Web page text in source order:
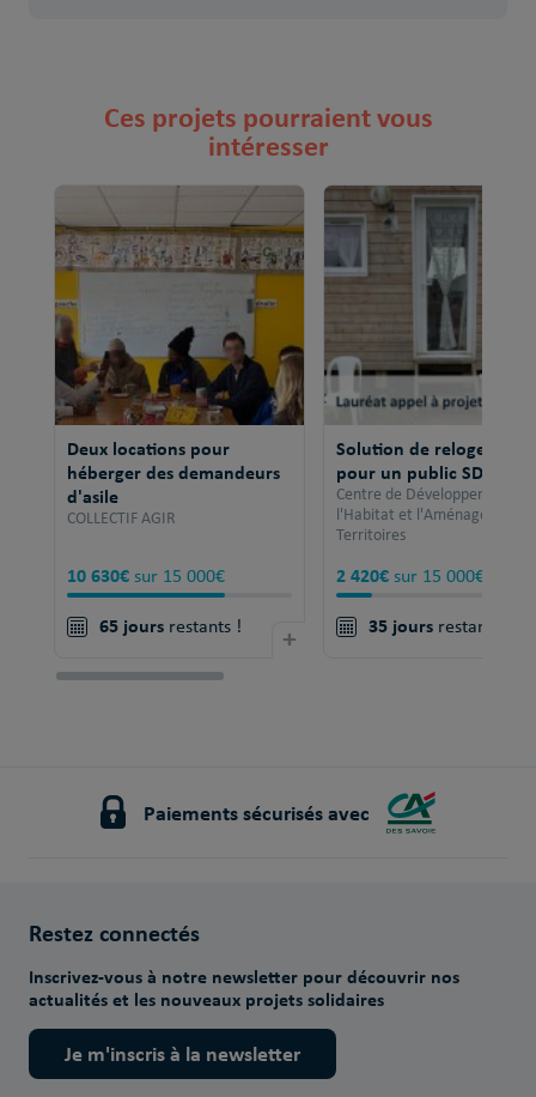
Ces projets pourraient vous
intéresser
Deux locations pour
héberger des demandeurs
d'asile
COLLECTIF AGIR
10 630€ sur 15 000€
65 jours restants ! +
Solution de relogement
pour un public SDF
Centre de Développement
l'Habitat et l'Aménagement
Territoires
2 420€ sur 15 000€
35 jours restants !
Paiements sécurisés avec
Restez connectés
Inscrivez-vous à notre newsletter pour découvrir nos
actualités et les nouveaux projets solidaires
Je m'inscris à la newsletter